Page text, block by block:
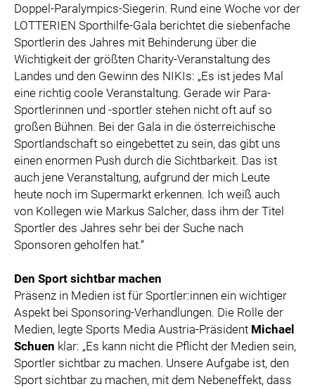
Doppel-Paralympics-Siegerin. Rund eine Woche vor der
LOTTERIEN Sporthilfe-Gala berichtet die siebenfache
Sportlerin des Jahres mit Behinderung über die
Wichtigkeit der größten Charity-Veranstaltung des
Landes und den Gewinn des NIKIs: „Es ist jedes Mal
eine richtig coole Veranstaltung. Gerade wir Para-
Sportlerinnen und -sportler stehen nicht oft auf so
großen Bühnen. Bei der Gala in die österreichische
Sportlandschaft so eingebettet zu sein, das gibt uns
einen enormen Push durch die Sichtbarkeit. Das ist
auch jene Veranstaltung, aufgrund der mich Leute
heute noch im Supermarkt erkennen. Ich weiß auch
von Kollegen wie Markus Salcher, dass ihm der Titel
Sportler des Jahres sehr bei der Suche nach
Sponsoren geholfen hat.“
Den Sport sichtbar machen
Präsenz in Medien ist für Sportler:innen ein wichtiger
Aspekt bei Sponsoring-Verhandlungen. Die Rolle der
Medien, legte Sports Media Austria-Präsident Michael
Schuen klar: „Es kann nicht die Pflicht der Medien sein,
Sportler sichtbar zu machen. Unsere Aufgabe ist, den
Sport sichtbar zu machen, mit dem Nebeneffekt, dass